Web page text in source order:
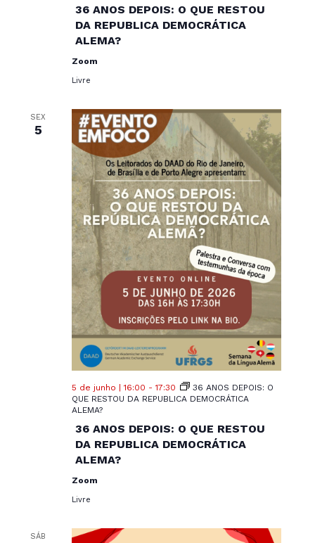
36 ANOS DEPOIS: O QUE RESTOU
DA REPUBLICA DEMOCRÁTICA
ALEMA?
Zoom
Livre
SEX
5
5 de junho | 16:00 -17:30
36 ANOS DEPOIS: O
QUE RESTOU DA REPUBLICA DEMOCRÁTICA
ALEMA?
36 ANOS DEPOIS: O QUE RESTOU
DA REPUBLICA DEMOCRÁTICA
ALEMA?
Zoom
Livre
SÁB